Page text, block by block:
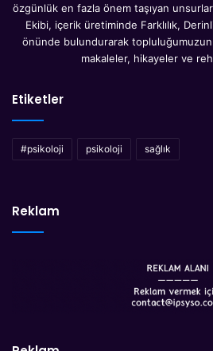
özgünlük en fazla önem taşıyan
Ekibi, içerik üretiminde Farklılık,
önünde bulundurarak topluluğumuzun
makaleler, hikayeler ve
Etiketler
#psikoloji psikoloji sağlık
Reklam